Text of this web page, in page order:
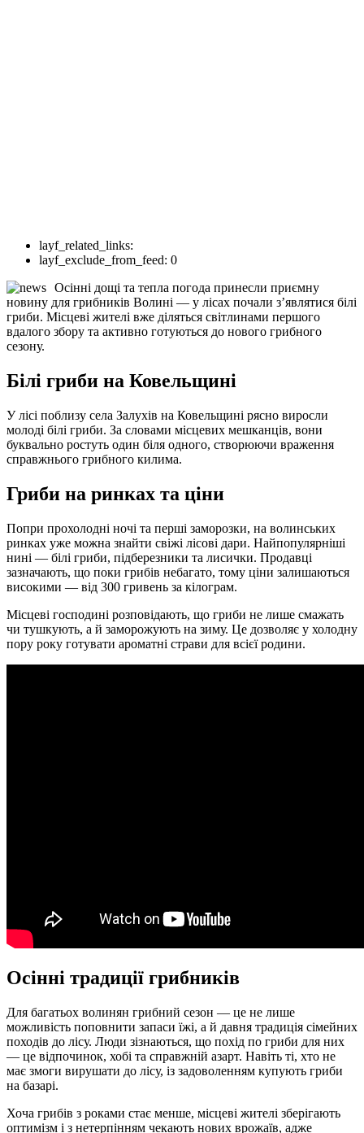
layf_related_links:
layf_exclude_from_feed: 0
Осінні дощі та тепла погода принесли приємну
новину для грибників Волині — у лісах почали з’являтися білі
гриби. Місцеві жителі вже діляться світлинами першого
вдалого збору та активно готуються до нового грибного
сезону.
Білі гриби на Ковельщині
У лісі поблизу села Залухів на Ковельщині рясно виросли
молоді білі гриби. За словами місцевих мешканців, вони
буквально ростуть один біля одного, створюючи враження
справжнього грибного килима.
Гриби на ринках та ціни
Попри прохолодні ночі та перші заморозки, на волинських
ринках уже можна знайти свіжі лісові дари. Найпопулярніші
нині — білі гриби, підберезники та лисички. Продавці
зазначають, що поки грибів небагато, тому ціни залишаються
високими — від 300 гривень за кілограм.
Місцеві господині розповідають, що гриби не лише смажать
чи тушкують, а й заморожують на зиму. Це дозволяє у холодну
пору року готувати ароматні страви для всієї родини.
Осінні традиції грибників
Для багатьох волинян грибний сезон — це не лише
можливість поповнити запаси їжі, а й давня традиція сімейних
походів до лісу. Люди зізнаються, що похід по гриби для них
— це відпочинок, хобі та справжній азарт. Навіть ті, хто не
має змоги вирушати до лісу, із задоволенням купують гриби
на базарі.
Хоча грибів з роками стає менше, місцеві жителі зберігають
оптимізм і з нетерпінням чекають нових врожаїв, адже